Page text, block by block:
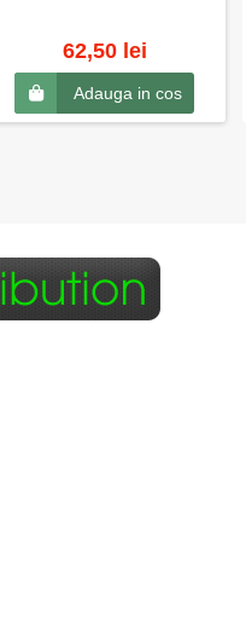
62,50 lei
Adauga in cos